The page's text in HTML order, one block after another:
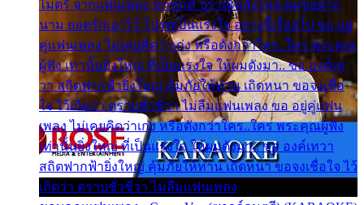
ไมตรี จากแฟนเพลง ทุกทุกที่ ปราณีหลั่งไหล ผมขอฝาก
นาม ยอดรักเอาไว้ โปรดเป็นแรงใจ อย่างนี้เรื่อยไป ขอ อยู่
คู่แฟนเพลง ไม่เคยคิดว่าเก่ง หรือดังกว่าใคร..ใคร พระคุณ
ผู้ฟัง เท่านั้นยิ่งใหญ่ ที่เป็นแรงใจ ให้ผมดังมา.. ขอ องค์เท
วา สถิตฟากฟ้ายิ่งใหญ่ คุ้มภัยให้ท่าน เถิดหนา ขอจงเชื่อ
ใจ ไว้เถิดว่า ตราบชั่วชีวา ไม่ลืมแฟนเพลง ขอ อยู่คู่แฟน
เพลง ไม่เคยคิดว่าเก่ง หรือดังกว่าใคร..ใคร พระคุณผู้ฟัง
เท่านั้นยิ่งใหญ่ ที่เป็นแรงใจ ให้ผมดังมา.. ขอ องค์เทวา
สถิตฟากฟ้ายิ่งใหญ่ คุ้มภัยให้ท่าน เถิดหนา ขอจงเชื่อใจ ไว้
เถิดว่า ตราบชั่วชีวา ไม่ลืมแฟนเพลง